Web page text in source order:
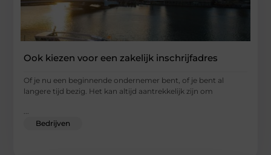
Ook kiezen voor een zakelijk inschrijfadres
Of je nu een beginnende ondernemer bent, of je bent al
langere tijd bezig. Het kan altijd aantrekkelijk zijn om
Bedrijven